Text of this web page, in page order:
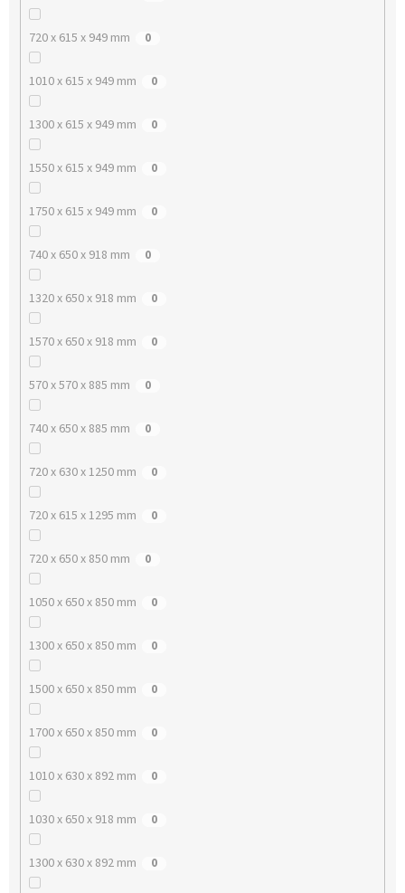
720 x 615 x 949 mm 0
1010 x 615 x 949 mm 0
1300 x 615 x 949 mm 0
1550 x 615 x 949 mm 0
1750 x 615 x 949 mm 0
740 x 650 x 918 mm 0
1320 x 650 x 918 mm 0
1570 x 650 x 918 mm 0
570 x 570 x 885 mm 0
740 x 650 x 885 mm 0
720 x 630 x 1250 mm 0
720 x 615 x 1295 mm 0
720 x 650 x 850 mm 0
1050 x 650 x 850 mm 0
1300 x 650 x 850 mm 0
1500 x 650 x 850 mm 0
1700 x 650 x 850 mm 0
1010 x 630 x 892 mm 0
1030 x 650 x 918 mm 0
1300 x 630 x 892 mm 0